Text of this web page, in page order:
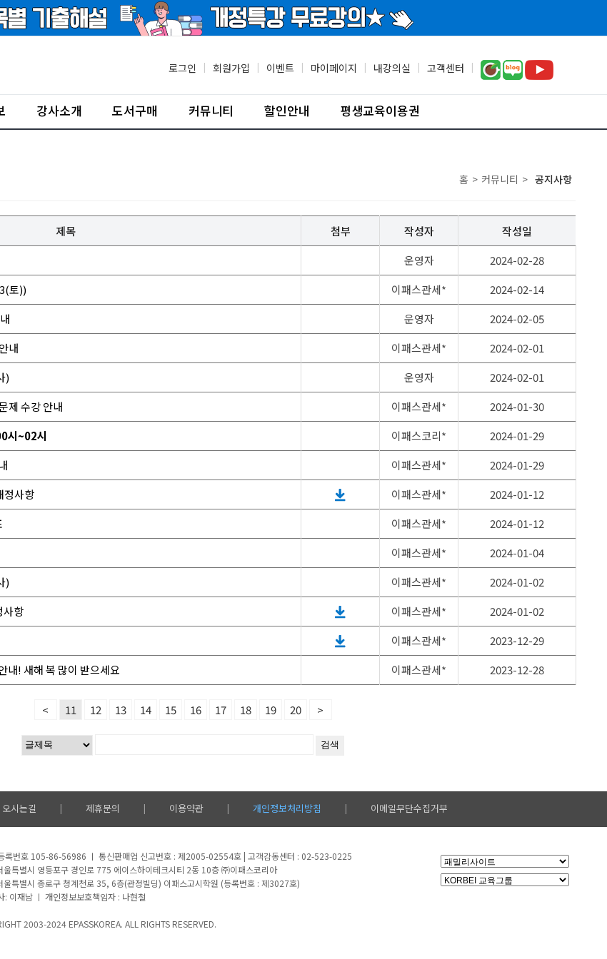
로그인 | 회원가입 | 이벤트 | 마이페이지 | 내강의실 | 고객센터 |
강사소개 도서구매 커뮤니티 할인안내
평생교육이용권
홈 > 커뮤니티 > 공지사항
제목 첨부 작성자
작성일
운영자
2024-02-28
토)) 이패스관세*
2024-02-14
운영자
2024-02-05
내 이패스관세*
2024-02-01
) 운영자
2024-02-01
제 수강 안내 이패스관세*
2024-01-30
시~02시 이패스코리*
2024-01-29
이패스관세*
2024-01-29
정사항 이패스관세*
2024-01-12
이패스관세*
2024-01-12
이패스관세*
2024-01-04
) 이패스관세*
2024-01-02
사항 이패스관세*
2024-01-02
이패스관세*
2023-12-29
내! 새해 복 많이 받으세요 이패스관세* 2023-12-28
< 11 12 13 14 15 16 17 18 19 20 >
오시는길 | 제휴문의 | 이용약관 | 개인정보처리방침 | 이메일무단수집거부
록번호 105-86-56986 ㅣ 통신판매업 신고번호 : 제2005-02554호 | 고객감동센터 : 02-523-0225
울특별시 영등포구 경인로 775 에이스하이테크시티 2동 10층 ㈜이패스코리아
울특별시 종로구 청계천로 35, 6층(관정빌딩) 이패스고시학원 (등록번호 : 제3027호)
: 이재남 ㅣ 개인정보보호책임자 : 나현철
2003-2024 EPASSKOREA. ALL RIGHTS RESERVED.